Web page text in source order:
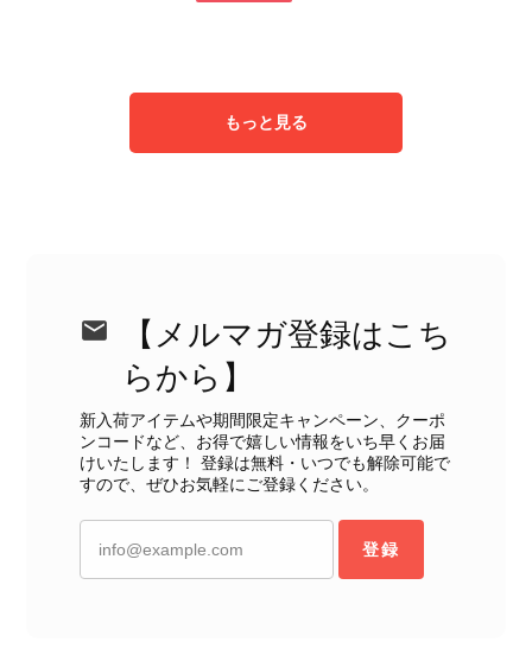
もっと見る
【メルマガ登録はこち
らから】
新入荷アイテムや期間限定キャンペーン、クーポ
ンコードなど、お得で嬉しい情報をいち早くお届
けいたします！ 登録は無料・いつでも解除可能で
すので、ぜひお気軽にご登録ください。
登録